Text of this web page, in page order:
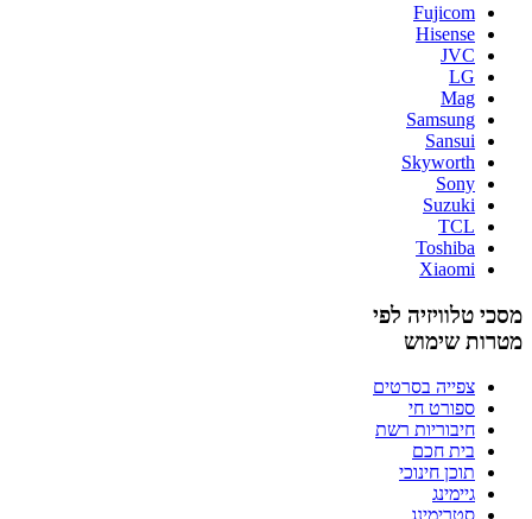
Fujicom
Hisense
JVC
LG
Mag
Samsung
Sansui
Skyworth
Sony
Suzuki
TCL
Toshiba
Xiaomi
מסכי טלוויזיה לפי
מטרות שימוש
צפייה בסרטים
ספורט חי
חיבוריות רשת
בית חכם
תוכן חינוכי
גיימינג